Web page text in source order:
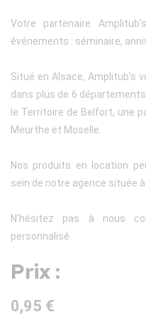
Votre partenaire
événements : séminaire,
Situé en Alsace, Amplitub’s
dans plus de 6
le Territoire de Belfort, une
Meurthe et Moselle.
Nos produits en location
sein de notre agence située
N’hésitez pas à nous
personnalisé.
Prix :
0,95 €